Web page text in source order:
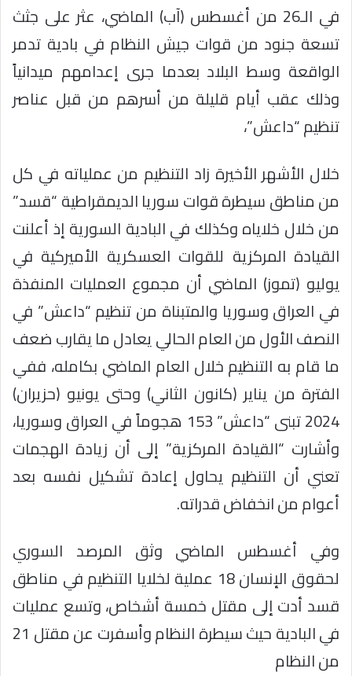
في الـ26 من أغسطس (آب) الماضي، عثر على جثث
تسعة جنود من قوات جيش النظام في بادية تدمر
الواقعة وسط البلاد بعدما جرى إعدامهم ميدانياً
وذلك عقب أيام قليلة من أسرهم من قبل عناصر
تنظيم “داعش”،
خلال الأشهر الأخيرة زاد التنظيم من عملياته في كل
من مناطق سيطرة قوات سوريا الديمقراطية “قسد”
من خلال خلاياه وكذلك في البادية السورية إذ أعلنت
القيادة المركزية للقوات العسكرية الأميركية في
يوليو (تموز) الماضي أن مجموع العمليات المنفذة
في العراق وسوريا والمتبناة من تنظيم “داعش” في
النصف الأول من العام الحالي يعادل ما يقارب ضعف
ما قام به التنظيم خلال العام الماضي بكامله، ففي
الفترة من يناير (كانون الثاني) وحتى يونيو (حزيران)
2024 تبنى “داعش” 153 هجوماً في العراق وسوريا،
وأشارت “القيادة المركزية” إلى أن زيادة الهجمات
تعني أن التنظيم يحاول إعادة تشكيل نفسه بعد
أعوام من انخفاض قدراته.
وفي أغسطس الماضي وثق المرصد السوري
لحقوق الإنسان 18 عملية لخلايا التنظيم في مناطق
قسد أدت إلى مقتل خمسة أشخاص، وتسع عمليات
في البادية حيث سيطرة النظام وأسفرت عن مقتل 21
من النظام